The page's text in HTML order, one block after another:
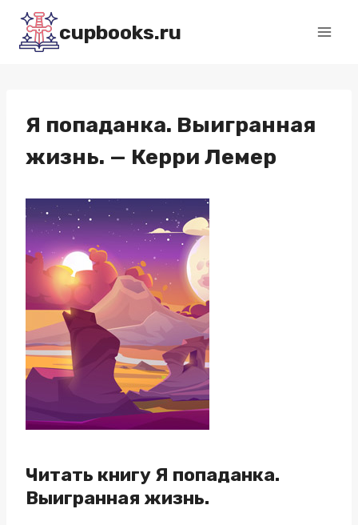
Перейти
содержимому
cupbooks.ru
Я попаданка. Выигранная
жизнь. — Керри Лемер
Читать книгу Я попаданка.
Выигранная жизнь.